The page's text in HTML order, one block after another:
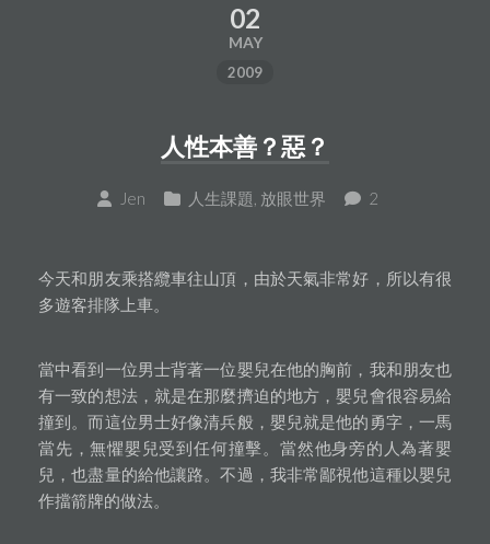
02
MAY
2009
人性本善？惡？
Jen 人生課題 放眼世界 2
今天和朋友乘搭纜車往山頂，由於天氣非常好，所以有很
多遊客排隊上車。
當中看到一位男士背著一位嬰兒在他的胸前，我和朋友也
有一致的想法，就是在那麼擠迫的地方，嬰兒會很容易給
撞到。而這位男士好像清兵般，嬰兒就是他的勇字，一馬
當先，無懼嬰兒受到任何撞擊。當然他身旁的人為著嬰
兒，也盡量的給他讓路。不過，我非常鄙視他這種以嬰兒
作擋箭牌的做法。